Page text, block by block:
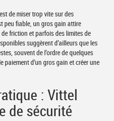
de miser trop vite sur des
peu fiable, un gros gain attire
friction et parfois des limites de
suggèrent d’ailleurs que les
souvent de l’ordre de quelques
paiement d’un gros gain et créer une
: Vittel
de sécurité